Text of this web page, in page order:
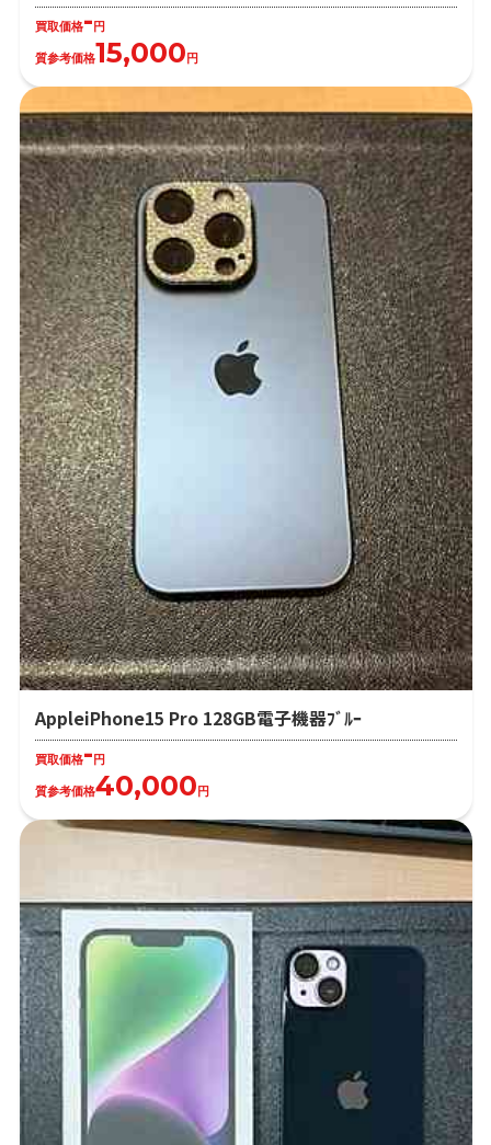
買取価格- 円
質参考価格15,000 円
AppleiPhone15 Pro 128GB電子機器ﾌﾞﾙｰ
買取価格- 円
質参考価格40,000 円